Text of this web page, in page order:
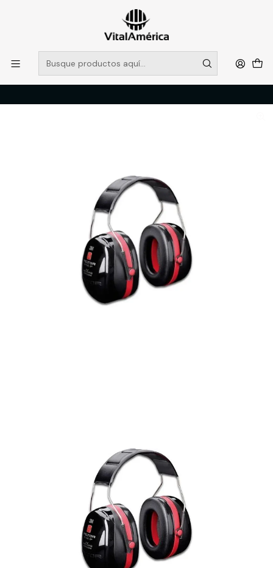
POR SISTEMA FRONTAL SOLO RETIROS EN TIENDA, DESDE
MUCHAS GRACIAS +569 5956 2237
Leer más
Inicio Catálogo
PROTECCION PERSONAL
FONO PELTOR CINTILLO H540A (EX H10A) 3M